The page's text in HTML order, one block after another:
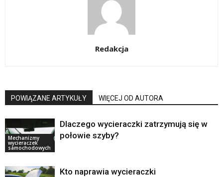
Redakcja
POWIĄZANE ARTYKUŁY WIĘCEJ OD AUTORA
Mechanizmy
wycieraczek
samochodowych
Dlaczego wycieraczki zatrzymują się w
połowie szyby?
Kto naprawia wycieraczki